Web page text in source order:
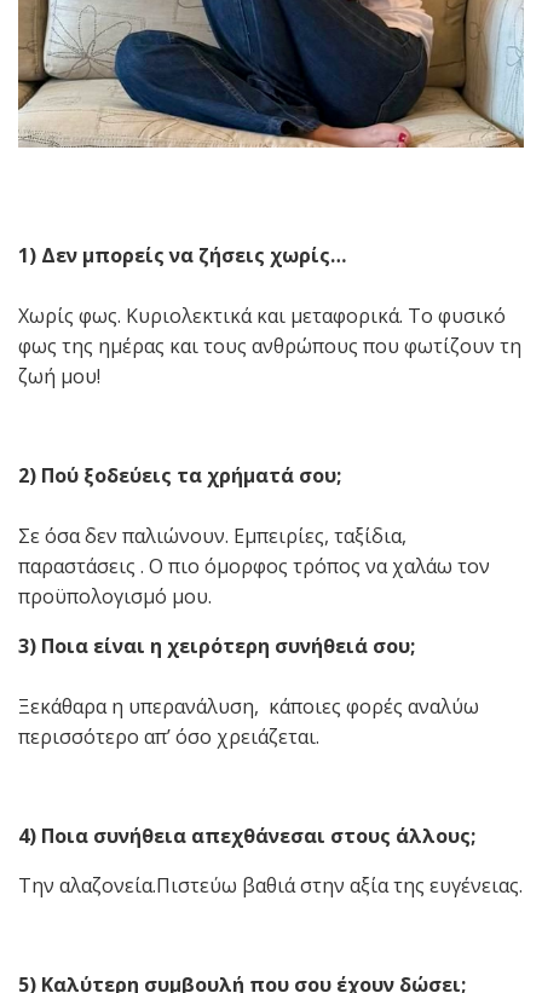
1) Δεν μπορείς να ζήσεις χωρίς…
Χωρίς φως. Κυριολεκτικά και μεταφορικά. Το φυσικό
φως της ημέρας και τους ανθρώπους που φωτίζουν τη
ζωή μου!
2) Πού ξοδεύεις τα χρήματά σου;
Σε όσα δεν παλιώνουν. Εμπειρίες, ταξίδια,
παραστάσεις . Ο πιο όμορφος τρόπος να χαλάω τον
προϋπολογισμό μου.
3) Ποια είναι η χειρότερη συνήθειά σου;
Ξεκάθαρα η υπερανάλυση, κάποιες φορές αναλύω
περισσότερο απ’ όσο χρειάζεται.
4) Ποια συνήθεια απεχθάνεσαι στους άλλους;
Την αλαζονεία.Πιστεύω βαθιά στην αξία της ευγένειας.
5) Καλύτερη συμβουλή που σου έχουν δώσει;